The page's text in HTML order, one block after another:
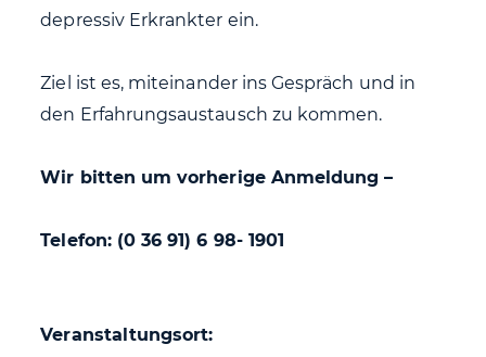
depressiv Erkrankter ein.
Ziel ist es, miteinander ins Gespräch und in
den Erfahrungsaustausch zu kommen.
Wir bitten um vorherige Anmeldung –
Telefon: (0 36 91) 6 98- 1901
Veranstaltungsort: